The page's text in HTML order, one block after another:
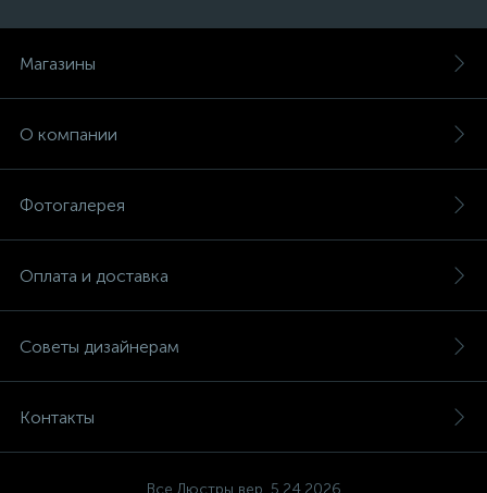
Магазины
О компании
Фотогалерея
Оплата и доставка
Советы дизайнерам
Контакты
Все Люстры вер. 5.24.2026